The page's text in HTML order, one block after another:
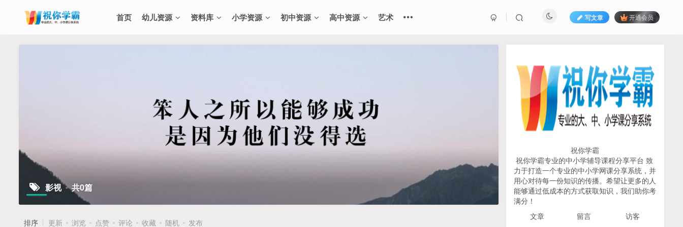
首页 幼儿资源 资料库 小学资源 初中资源 高中资源 艺术 写文章 开通会员
影视 共0篇
排序 更新 浏览 点赞 评论 收藏 随机 发布
731人已阅读
初中《中学教材全解》2025-2026七八九
TOP1
2026版《浙大优辅》数学公
式定理导引（小学+初中+高
中全套）PDF
3个月前 502人已阅读
TOP2
（分龄版/年龄阶段分类）
祝你学霸
祝你学霸专业的中小学辅导课程分享平台 致
力于打造一个专业的中小学网课分享系统，并
用心对待每一份知识的传播。希望让更多的人
能够通过低成本的方式获取知识，我们助你考
满分！
文章 留言 访客